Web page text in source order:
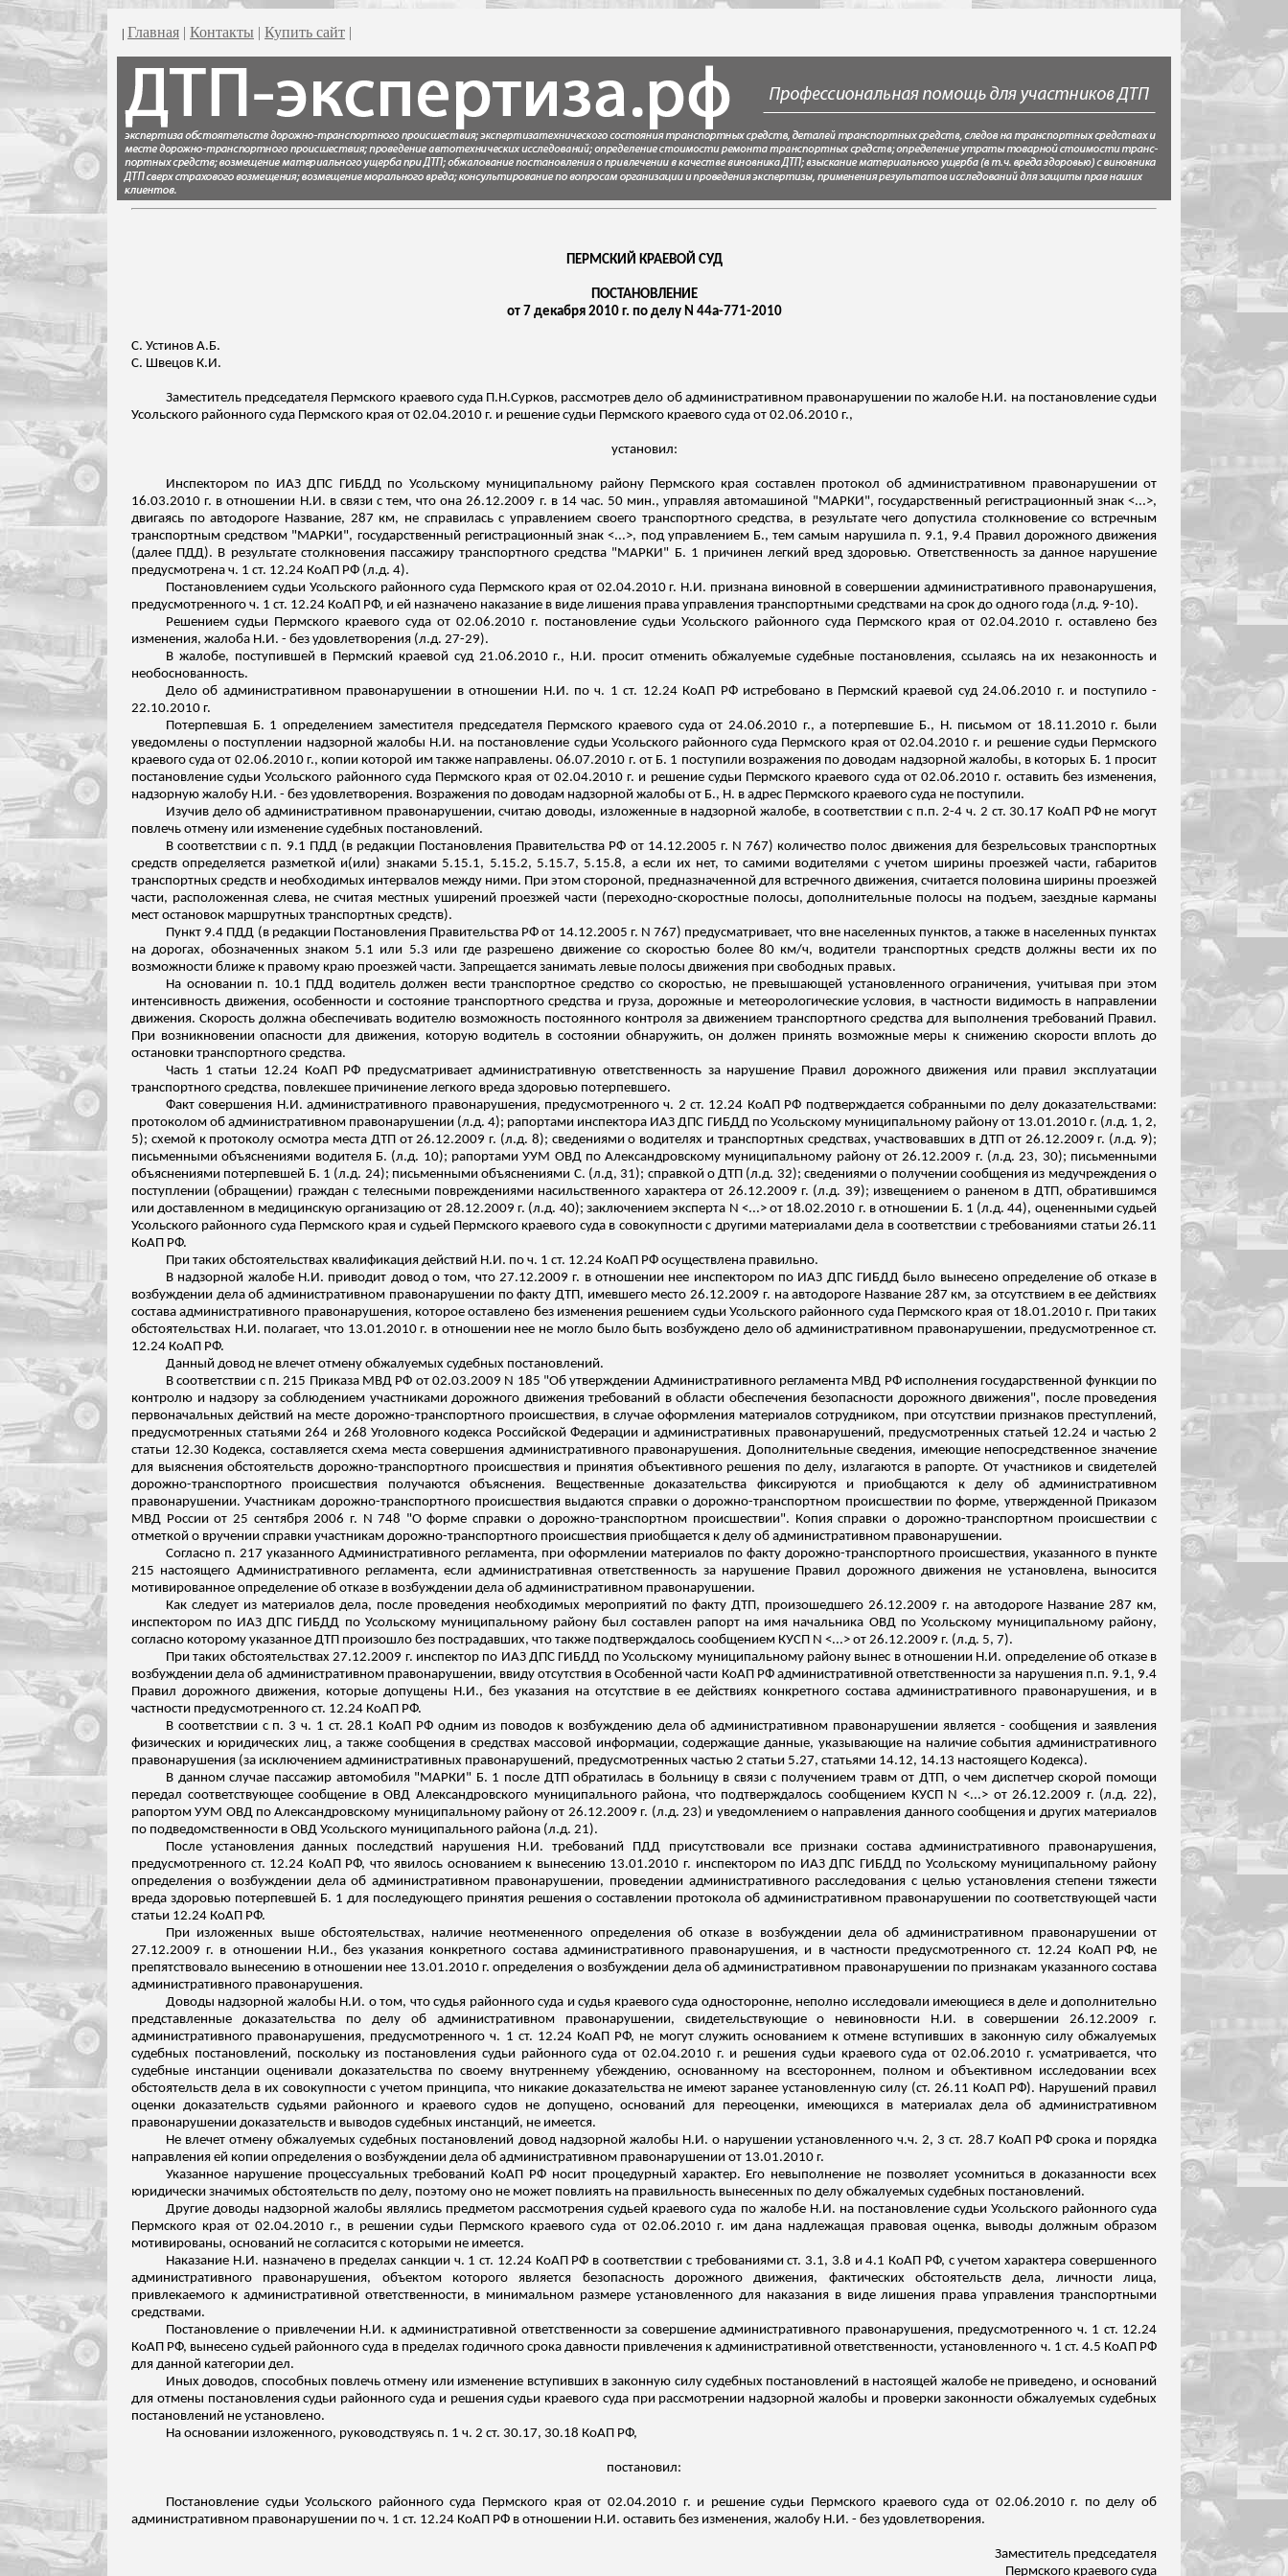
| Главная | Контакты | Купить сайт |
ПЕРМСКИЙ КРАЕВОЙ СУД
ПОСТАНОВЛЕНИЕ
от 7 декабря 2010 г. по делу N 44а-771-2010
С. Устинов А.Б.
С. Швецов К.И.
Заместитель председателя Пермского краевого суда П.Н.Сурков, рассмотрев дело об административном правонарушении по жалобе Н.И. на постановление судьи
Усольского районного суда Пермского края от 02.04.2010 г. и решение судьи Пермского краевого суда от 02.06.2010 г.,
установил:
Инспектором по ИАЗ ДПС ГИБДД по Усольскомумуниципальному району Пермского края составлен протокол об административном правонарушении от
16.03.2010 г. в отношении Н.И. в связи с тем, что она 26.12.2009 г. в 14 час. 50 мин., управляя автомашиной "МАРКИ", государственный регистрационный знак <...>,
двигаясь по автодороге Название, 287 км, не справилась с управлением своего транспортного средства, в результате чего допустила столкновениесо встречным
транспортным средством "МАРКИ", государственный регистрационный знак <...>, под управлением Б., тем самым нарушила п. 9.1, 9.4 Правил дорожного движения
(далее ПДД). В результате столкновения пассажиру транспортного средства "МАРКИ" Б. 1 причинен легкий вред здоровью. Ответственность за данное нарушение
предусмотрена ч. 1 ст. 12.24 КоАП РФ (л.д. 4).
Постановлением судьи Усольскогорайонного суда Пермского края от 02.04.2010 г. Н.И. признана виновной в совершении административного правонарушения,
предусмотренного ч. 1 ст. 12.24 КоАП РФ, и ей назначено наказание в виде лишения права управления транспортными средствами на срок до одного года (л.д. 9-10).
Решением судьи Пермского краевого суда от 02.06.2010 г. постановление судьи Усольского районного суда Пермского края от 02.04.2010 г. оставлено без
изменения, жалоба Н.И. - без удовлетворения (л.д. 27-29).
В жалобе, поступившей в Пермский краевой суд 21.06.2010 г., Н.И. просит отменить обжалуемые судебные постановления, ссылаясь на их незаконность и
необоснованность.
Дело об административном правонарушении в отношении Н.И. по ч. 1 ст. 12.24 КоАП РФ истребовано в Пермский краевой суд 24.06.2010 г. и поступило -
22.10.2010 г.
Потерпевшая Б. 1 определением заместителя председателя Пермского краевого суда от 24.06.2010 г., а потерпевшие Б., Н. письмом от 18.11.2010 г. были
уведомлены о поступлении надзорной жалобы Н.И. на постановление судьи Усольскогорайонного суда Пермского края от 02.04.2010 г. и решение судьи Пермского
краевого суда от 02.06.2010 г., копии которой им также направлены. 06.07.2010 г. от Б. 1 поступили возражения по доводам надзорной жалобы, в которых Б. 1 просит
постановление судьиУсольского районного суда Пермского края от 02.04.2010 г. и решение судьи Пермского краевого суда от 02.06.2010 г. оставить без изменения,
надзорную жалобу Н.И. - без удовлетворения. Возражения по доводам надзорной жалобы от Б., Н. в адрес Пермского краевого суда не поступили.
Изучив дело об административном правонарушении, считаю доводы, изложенные в надзорной жалобе, в соответствии с п.п. 2-4 ч. 2 ст. 30.17 КоАП РФ не могут
повлечь отмену или изменение судебных постановлений.
В соответствии с п. 9.1 ПДД (в редакции Постановления Правительства РФ от 14.12.2005 г. N 767) количество полос движения для безрельсовых транспортных
средств определяется разметкой и(или) знаками 5.15.1, 5.15.2, 5.15.7, 5.15.8, а если их нет, то самими водителями с учетом ширины проезжей части, габаритов
транспортных средств и необходимых интервалов между ними. При этом стороной, предназначенной для встречного движения, считается половина ширины проезжей
части, расположенная слева, не считая местных уширений проезжей части (переходно-скоростные полосы, дополнительные полосы на подъем, заездные карманы
мест остановок маршрутных транспортных средств).
Пункт 9.4 ПДД (в редакции Постановления Правительства РФ от 14.12.2005 г. N 767) предусматривает, что вне населенных пунктов, а также в населенных пунктах
на дорогах, обозначенных знаком 5.1 или 5.3 или где разрешено движение со скоростью более 80 км/ч, водители транспортных средств должны вести их по
возможности ближе к правому краю проезжей части. Запрещается занимать левые полосы движения при свободных правых.
На основании п. 10.1 ПДД водитель должен вести транспортное средство со скоростью, не превышающей установленного ограничения, учитывая при этом
интенсивность движения, особенности и состояние транспортного средства и груза, дорожные и метеорологические условия, в частности видимость в направлении
движения. Скорость должна обеспечивать водителю возможность постоянного контроля за движением транспортного средства для выполнения требований Правил.
При возникновении опасности для движения, которую водитель в состоянии обнаружить, он должен принять возможные меры к снижению скорости вплоть до
остановки транспортного средства.
Часть 1 статьи 12.24 КоАП РФ предусматривает административную ответственность за нарушение Правил дорожного движения или правил эксплуатации
транспортного средства, повлекшее причинение легкого вреда здоровью потерпевшего.
Факт совершения Н.И. административного правонарушения, предусмотренного ч. 2 ст. 12.24 КоАП РФ подтверждается собранными по делу доказательствами:
протоколом об административном правонарушении (л.д. 4); рапортами инспектора ИАЗ ДПС ГИБДД по Усольскомумуниципальному району от 13.01.2010 г. (л.д. 1, 2,
5); схемой к протоколу осмотра места ДТП от 26.12.2009 г. (л.д. 8); сведениями о водителях и транспортных средствах, участвовавших в ДТП от 26.12.2009 г. (л.д. 9);
письменными объяснениями водителя Б. (л.д. 10); рапортами УУМ ОВД по Александровскому муниципальному району от 26.12.2009 г. (л.д. 23, 30); письменными
объяснениями потерпевшей Б. 1 (л.д. 24); письменными объяснениями С. (л.д, 31); справкой о ДТП (л.д. 32); сведениями о получении сообщения из медучреждения о
поступлении (обращении) граждан с телесными повреждениями насильственного характера от 26.12.2009 г. (л.д. 39); извещением о раненом в ДТП, обратившимся
или доставленном в медицинскую организацию от 28.12.2009 г. (л.д. 40); заключением эксперта N <...> от 18.02.2010 г. в отношении Б. 1 (л.д. 44), оцененными судьей
Усольского районного суда Пермского края и судьей Пермского краевого суда в совокупности с другими материалами дела в соответствии с требованиями статьи 26.11
КоАП РФ.
При таких обстоятельствах квалификация действий Н.И. по ч. 1 ст. 12.24 КоАП РФ осуществлена правильно.
В надзорной жалобе Н.И. приводит довод о том, что 27.12.2009 г. в отношении нее инспектором по ИАЗ ДПС ГИБДД было вынесено определение об отказе в
возбуждении дела об административном правонарушении по факту ДТП, имевшего место 26.12.2009 г. на автодороге Название 287 км, за отсутствием в ее действиях
состава административного правонарушения, которое оставлено без изменения решением судьи Усольского районного судаПермского края от 18.01.2010 г. При таких
обстоятельствах Н.И. полагает, что 13.01.2010 г. в отношении нее не могло было быть возбуждено дело об административном правонарушении, предусмотренное ст.
12.24 КоАП РФ.
Данный довод не влечет отмену обжалуемых судебных постановлений.
В соответствии с п. 215 Приказа МВД РФ от 02.03.2009 N 185 "Об утверждении Административного регламента МВД РФ исполнения государственной функции по
контролю и надзору за соблюдением участниками дорожного движения требований в области обеспечения безопасности дорожного движения", после проведения
первоначальных действий на месте дорожно-транспортного происшествия, в случае оформления материалов сотрудником, при отсутствии признаков преступлений,
предусмотренных статьями 264 и 268 Уголовного кодекса Российской Федерации и административных правонарушений, предусмотренных статьей 12.24 и частью 2
статьи 12.30 Кодекса, составляется схема места совершения административного правонарушения. Дополнительные сведения, имеющие непосредственное значение
для выяснения обстоятельств дорожно-транспортного происшествия и принятия объективного решения по делу, излагаются в рапорте. От участников и свидетелей
дорожно-транспортного происшествия получаются объяснения. Вещественные доказательства фиксируются и приобщаются к делу об административном
правонарушении. Участникам дорожно-транспортного происшествия выдаются справки о дорожно-транспортном происшествии по форме, утвержденной Приказом
МВД России от 25 сентября 2006 г. N 748 "О форме справки о дорожно-транспортном происшествии". Копия справки о дорожно-транспортном происшествии с
отметкой о вручении справки участникам дорожно-транспортного происшествия приобщается к делу об административном правонарушении.
Согласно п. 217 указанного Административного регламента, при оформлении материалов по факту дорожно-транспортного происшествия, указанного в пункте
215 настоящего Административного регламента, если административная ответственность за нарушение Правил дорожного движения не установлена, выносится
мотивированное определение об отказе в возбуждении дела об административном правонарушении.
Как следует из материалов дела, после проведения необходимых мероприятий по факту ДТП, произошедшего 26.12.2009 г. на автодороге Название 287 км,
инспектором по ИАЗ ДПС ГИБДД по Усольскомумуниципальному району был составлен рапорт на имя начальника ОВД по Усольскомумуниципальному району,
согласно которому указанное ДТП произошло без пострадавших, что также подтверждалось сообщением КУСП N <...> от 26.12.2009 г. (л.д. 5, 7).
При таких обстоятельствах 27.12.2009 г. инспектор по ИАЗ ДПС ГИБДД поУсольскому муниципальному району вынес в отношении Н.И. определение об отказе в
возбуждении дела об административном правонарушении, ввиду отсутствия в Особенной части КоАП РФ административной ответственности за нарушения п.п. 9.1, 9.4
Правил дорожного движения, которые допущены Н.И., без указания на отсутствие в ее действиях конкретного состава административного правонарушения, и в
частности предусмотренного ст. 12.24 КоАП РФ.
В соответствии с п. 3 ч. 1 ст. 28.1 КоАП РФ одним из поводов к возбуждению дела об административном правонарушении является - сообщения и заявления
физических и юридических лиц, а также сообщения в средствах массовой информации, содержащие данные, указывающие на наличие события административного
правонарушения (за исключением административных правонарушений, предусмотренных частью 2 статьи 5.27, статьями 14.12, 14.13 настоящего Кодекса).
В данном случае пассажир автомобиля "МАРКИ" Б. 1 после ДТП обратилась в больницу в связи с получением травм от ДТП, о чем диспетчер скорой помощи
передал соответствующее сообщение в ОВД Александровского муниципального района, что подтверждалось сообщением КУСП N <...> от 26.12.2009 г. (л.д. 22),
рапортом УУМ ОВД по Александровскому муниципальному району от 26.12.2009 г. (л.д. 23) и уведомлением онаправления данного сообщения и других материалов
по подведомственности в ОВД Усольского муниципального района (л.д. 21).
После установления данных последствий нарушения Н.И. требований ПДД присутствовали все признаки состава административного правонарушения,
предусмотренного ст. 12.24 КоАП РФ, что явилось основанием к вынесению 13.01.2010 г. инспектором по ИАЗ ДПС ГИБДД по Усольскомумуниципальному району
определения о возбуждении дела об административном правонарушении, проведении административного расследования с целью установления степени тяжести
вреда здоровью потерпевшей Б. 1 для последующего принятия решения о составлении протокола об административном правонарушении по соответствующей части
статьи 12.24 КоАП РФ.
При изложенных выше обстоятельствах, наличие неотмененного определения об отказе в возбуждении дела об административном правонарушении от
27.12.2009 г. в отношении Н.И., без указания конкретного состава административного правонарушения, и в частности предусмотренного ст. 12.24 КоАП РФ, не
препятствовало вынесению в отношении нее 13.01.2010 г. определения о возбуждении дела об административном правонарушении по признакам указанного состава
административного правонарушения.
Доводы надзорной жалобы Н.И. о том, что судья районного суда и судья краевого суда односторонне, неполно исследовали имеющиеся в деле и дополнительно
представленные доказательства по делу об административном правонарушении, свидетельствующие о невиновности Н.И. в совершении 26.12.2009 г.
административного правонарушения, предусмотренного ч. 1 ст. 12.24 КоАП РФ, не могут служить основанием к отмене вступивших в законную силу обжалуемых
судебных постановлений, поскольку из постановления судьи районного суда от 02.04.2010 г. и решения судьи краевого суда от 02.06.2010 г. усматривается, что
судебные инстанции оценивали доказательства по своему внутреннему убеждению, основанному на всестороннем, полном и объективном исследовании всех
обстоятельств дела в их совокупности с учетом принципа, что никакие доказательства не имеют заранее установленную силу (ст. 26.11 КоАП РФ). Нарушений правил
оценки доказательств судьями районного и краевого судов не допущено, оснований для переоценки, имеющихся в материалах дела об административном
правонарушении доказательств и выводов судебных инстанций, не имеется.
Не влечет отмену обжалуемых судебных постановлений довод надзорной жалобы Н.И. о нарушении установленногоч.ч. 2, 3 ст. 28.7 КоАП РФ срока и порядка
направления ей копии определения о возбуждении дела об административном правонарушении от 13.01.2010 г.
Указанное нарушение процессуальных требований КоАП РФ носит процедурный характер. Его невыполнение не позволяет усомниться в доказанности всех
юридически значимых обстоятельств по делу, поэтому оно не может повлиять на правильность вынесенных по делу обжалуемых судебных постановлений.
Другие доводы надзорной жалобы являлись предметом рассмотрения судьей краевого суда по жалобе Н.И. на постановление судьи Усольскогорайонного суда
Пермского края от 02.04.2010 г., в решении судьи Пермского краевого суда от 02.06.2010 г. им дана надлежащая правовая оценка, выводы должным образом
мотивированы, оснований не согласится с которыми не имеется.
Наказание Н.И. назначено в пределах санкции ч. 1 ст. 12.24 КоАП РФ в соответствии с требованиями ст. 3.1, 3.8 и 4.1 КоАП РФ, с учетом характера совершенного
административного правонарушения, объектом которого является безопасность дорожного движения, фактических обстоятельств дела, личности лица,
привлекаемого к административной ответственности, в минимальном размере установленного для наказания в виде лишения права управления транспортными
средствами.
Постановление о привлечении Н.И. к административной ответственности за совершение административного правонарушения, предусмотренного ч. 1 ст. 12.24
КоАП РФ, вынесено судьей районного суда в пределах годичного срока давности привлечения к административной ответственности, установленного ч. 1 ст. 4.5 КоАП РФ
для данной категории дел.
Иных доводов, способных повлечь отмену или изменение вступивших в законную силу судебных постановлений в настоящей жалобе не приведено, и оснований
для отмены постановления судьи районного суда и решения судьи краевого суда при рассмотрении надзорной жалобы и проверки законности обжалуемых судебных
постановлений не установлено.
На основании изложенного, руководствуясь п. 1 ч. 2 ст. 30.17, 30.18 КоАП РФ,
постановил:
Постановление судьиУсольского районного суда Пермского края от 02.04.2010 г. и решение судьи Пермского краевого суда от 02.06.2010 г. по делу об
административном правонарушении по ч. 1 ст. 12.24 КоАП РФ в отношении Н.И. оставить без изменения, жалобу Н.И. - без удовлетворения.
Заместитель председателя
Пермского краевого суда